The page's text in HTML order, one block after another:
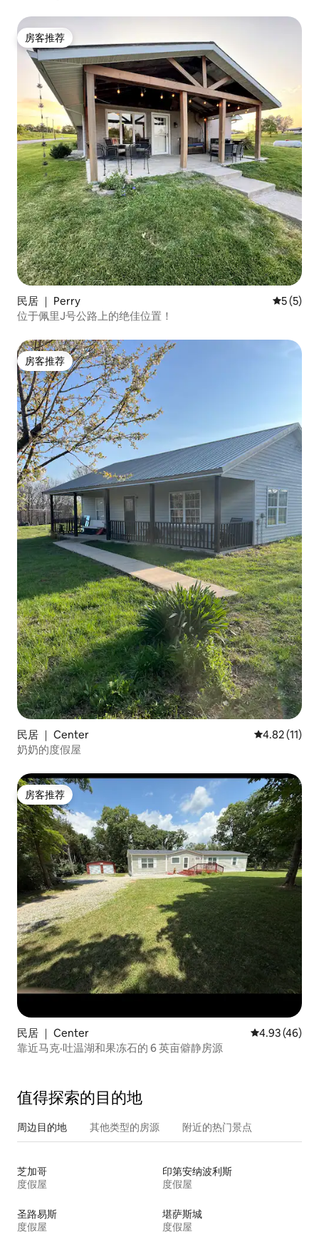
房客推荐
房客推荐
民居 ｜ Perry 平均评分
5 (5)
位于佩里J号公路上的绝佳位置！
房客推荐
房客推荐
民居 ｜ Center 平均评分
4.82 (11)
奶奶的度假屋
房客推荐
房客推荐
民居 ｜ Center 平均评分
4.93 (46)
靠近马克·吐温湖和果冻石的 6 英亩僻静房源
值得探索的目的地
周边目的地 其他类型的房源 附近的热门景点
芝加哥
度假屋
印第安纳波利斯
度假屋
圣路易斯
度假屋
堪萨斯城
度假屋